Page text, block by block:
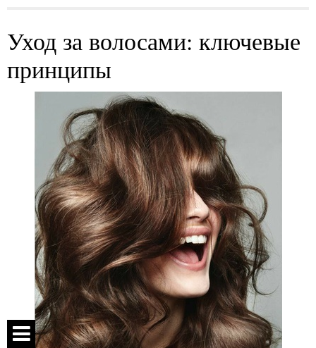
Уход за волосами: ключевые
принципы